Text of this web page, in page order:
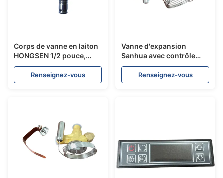
Corps de vanne en laiton
HONGSEN 1/2 pouce,
réponse rapide, contrôle
ON/OFF, vanne solénoïde
de réfrigération pour
Renseignez-vous
Vanne d'expansion
Sanhua avec contrôle
précis du réfrigérant et
performances de
refroidissement stables
Renseignez-vous